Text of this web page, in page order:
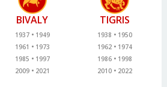
BIVALY
1937
1949
1961
1973
1985
1997
2009
2021
TIGRIS
1938
1950
1962
1974
1986
1998
2010
2022